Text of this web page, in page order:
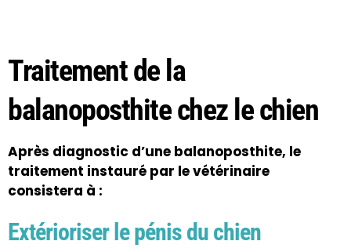
Traitement de la
balanoposthite chez le chien
Après diagnostic d’une balanoposthite, le
traitement instauré par le vétérinaire
consistera à :
Extérioriser le pénis du chien